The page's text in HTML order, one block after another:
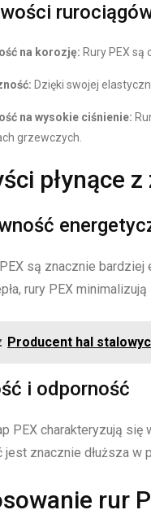
na korozję: Rury PEX
Dzięki swojej
na wysokie ciśnienie:
grzewczych.
płynące
są znacznie
rury PEX
Producent hal
i odporność
PEX charakteryzują
znacznie dłuższa w
rur